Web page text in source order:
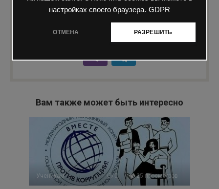
настройках своего браузера. GDPR
ОТМЕНА РАЗРЕШИТЬ
Понравилась статья? Поделиться с
друзьями:
Вам также может быть интересно
Ученикам 0 25 просмотров